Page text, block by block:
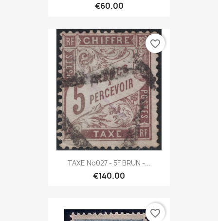
€60.00
TAXE No027 - 5F BRUN -...
€140.00
favorite_border
favorite_border